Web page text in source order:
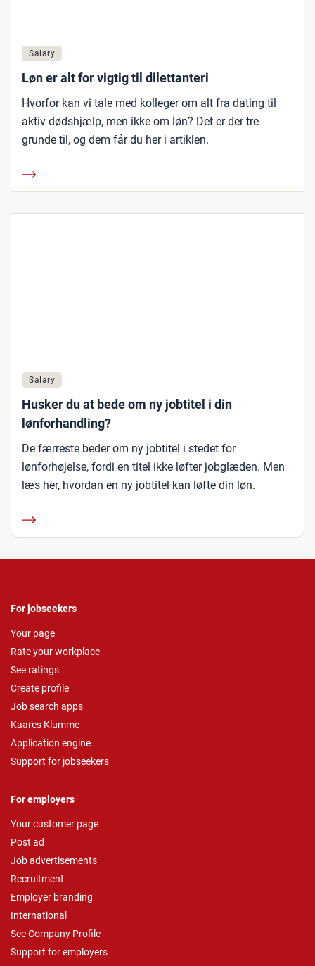
Salary
Løn er alt for vigtig til dilettanteri
Hvorfor kan vi tale med kolleger om alt fra dating til
aktiv dødshjælp, men ikke om løn? Det er der tre
grunde til, og dem får du her i artiklen.
Salary
Husker du at bede om ny jobtitel i din
lønforhandling?
De færreste beder om ny jobtitel i stedet for
lønforhøjelse, fordi en titel ikke løfter jobglæden. Men
læs her, hvordan en ny jobtitel kan løfte din løn.
For jobseekers
Your page
Rate your workplace
See ratings
Create profile
Job search apps
Kaares Klumme
Application engine
Support for jobseekers
For employers
Your customer page
Post ad
Job advertisements
Recruitment
Employer branding
International
See Company Profile
Support for employers